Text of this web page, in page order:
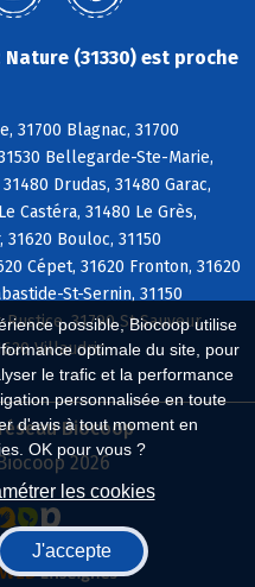
possible, Biocoop utilise
optimale du site, pour
le trafic et la performance
personnalisée en toute
d'avis à tout moment en
OK pour vous ?
les cookies
J'accepte
(31330) est proche
31700 Blagnac, 31700
Bellegarde-Ste-Marie,
Drudas, 31480 Garac,
Castéra, 31480 Le Grès,
Bouloc, 31150
Cépet, 31620 Fronton, 31620
St-Sernin, 31150
31790 St-Sauveur,
Villaudric
Biocoop
2026